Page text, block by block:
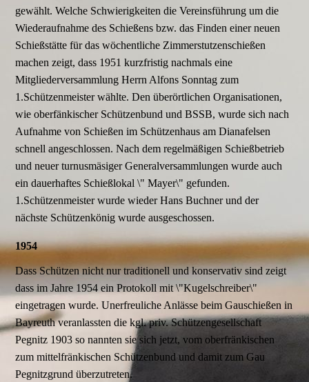
gewählt. Welche Schwierigkeiten die Vereinsführung um die
Wiederaufnahme des Schießens bzw. das Finden einer neuen
Schießstätte für das wöchentliche Zimmerstutzenschießen
machen zeigt, dass 1951 kurzfristig nachmals eine
Mitgliederversammlung Herrn Alfons Sonntag zum
1.Schützenmeister wählte. Den überörtlichen Organisationen,
wie oberfänkischer Schützenbund und BSSB, wurde sich nach
Aufnahme von Schießen im Schützenhaus am Dianafelsen
schnell angeschlossen. Nach dem regelmäßigen Schießbetrieb
und neuer turnusmäsiger Generalversammlungen wurde auch
ein dauerhaftes Schießlokal \" Mayer\" gefunden.
1.Schützenmeister wurde wieder Hans Buchner und der
nächste Schützenkönig wurde ausgeschossen.
1954
Dass Schützen nicht nur traditionell und konservativ sind zeigt
dass im Jahre 1954 ein Protokoll mit \"Kugelschreiber\"
eingetragen wurde. Unerfreuliche Anlässe beim Gauschießen in
Bayreuth veranlassten die kgl. priv. Schützengesellschaft
Pegnitz 1903 so nannten sie sich jetzt, vom oberfränkischen
zum mittelfränkischen Schützenbund und damit zum Gau
Pegnitzgrund überzutreten.